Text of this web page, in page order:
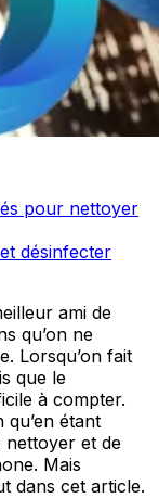
pour nettoyer
désinfecter
ami de
qu’on ne
Lorsqu’on fait
que le
à compter.
étant
nettoyer et de
Mais
dans cet article.